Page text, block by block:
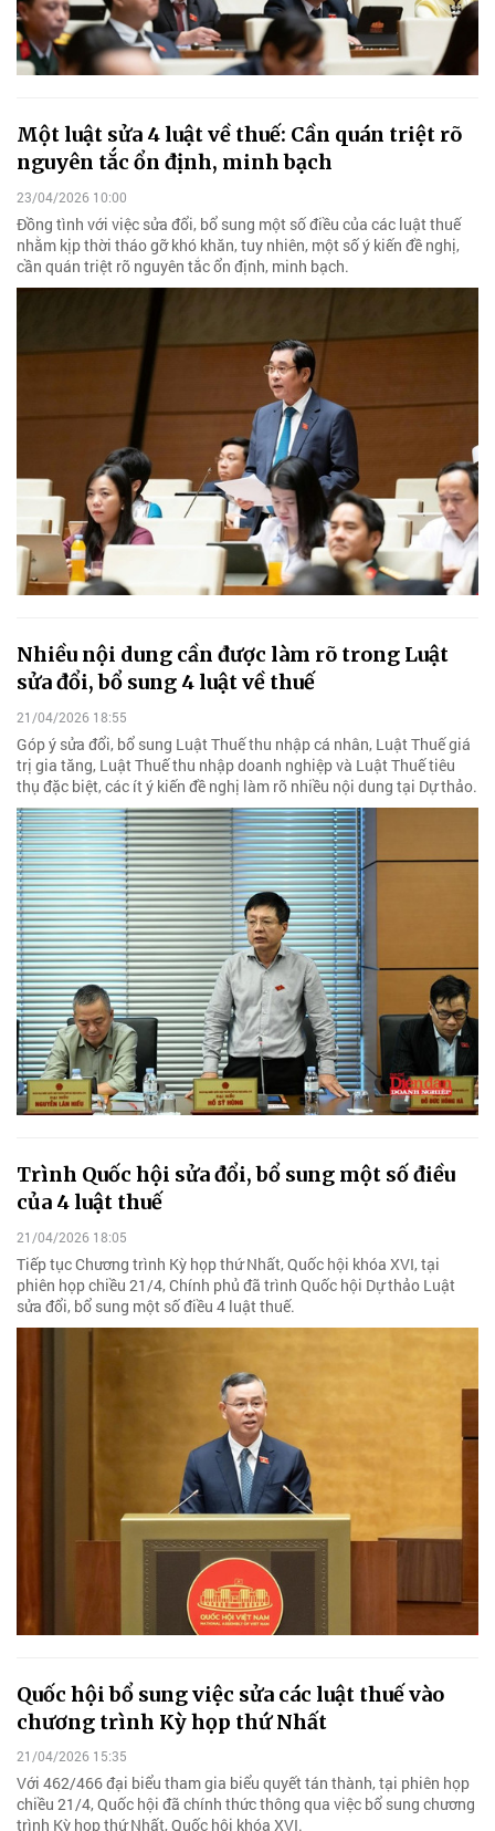
Một luật sửa 4 luật về thuế: Cần quán triệt rõ
nguyên tắc ổn định, minh bạch
23/04/2026 10:00
Đồng tình với việc sửa đổi, bổ sung một số điều của các luật thuế
nhằm kịp thời tháo gỡ khó khăn, tuy nhiên, một số ý kiến đề nghị,
cần quán triệt rõ nguyên tắc ổn định, minh bạch.
Nhiều nội dung cần được làm rõ trong Luật
sửa đổi, bổ sung 4 luật về thuế
21/04/2026 18:55
Góp ý sửa đổi, bổ sung Luật Thuế thu nhập cá nhân, Luật Thuế giá
trị gia tăng, Luật Thuế thu nhập doanh nghiệp và Luật Thuế tiêu
thụ đặc biệt, các ít ý kiến đề nghị làm rõ nhiều nội dung tại Dự thảo.
Trình Quốc hội sửa đổi, bổ sung một số điều
của 4 luật thuế
21/04/2026 18:05
Tiếp tục Chương trình Kỳ họp thứ Nhất, Quốc hội khóa XVI, tại
phiên họp chiều 21/4, Chính phủ đã trình Quốc hội Dự thảo Luật
sửa đổi, bổ sung một số điều 4 luật thuế.
Quốc hội bổ sung việc sửa các luật thuế vào
chương trình Kỳ họp thứ Nhất
21/04/2026 15:35
Với 462/466 đại biểu tham gia biểu quyết tán thành, tại phiên họp
chiều 21/4, Quốc hội đã chính thức thông qua việc bổ sung chương
trình Kỳ họp thứ Nhất, Quốc hội khóa XVI.